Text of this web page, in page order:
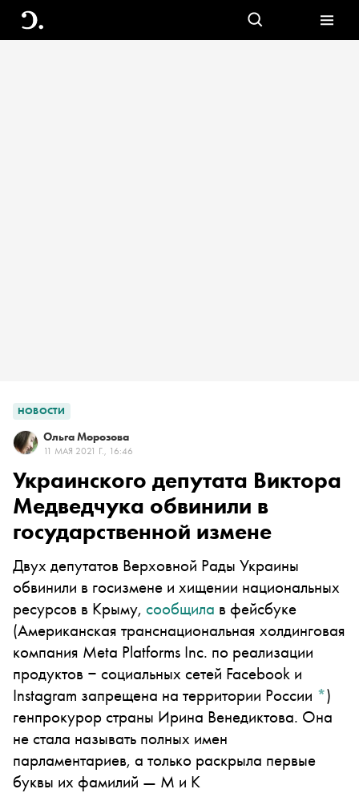
НОВОСТИ
Ольга Морозова
11 МАЯ 2021 Г., 16:46
Украинского депутата Виктора
Медведчука обвинили в
государственной измене
Двух депутатов Верховной Рады Украины
обвинили в госизмене и хищении национальных
ресурсов в Крыму, сообщила вфейсбуке
(Американская транснациональная холдинговая
компания Meta Platforms Inc. по реализации
продуктов ‒ социальных сетей Facebook и
Instagram запрещена на территории России *)
генпрокурор страны Ирина Венедиктова. Она
не стала называть полных имен
парламентариев, а только раскрыла первые
буквы их фамилий — М и К